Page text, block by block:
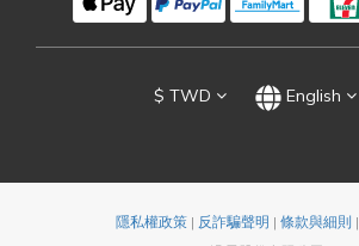
$ TWD English
隱私權政策| 反詐騙聲明 | 條款與細則 |